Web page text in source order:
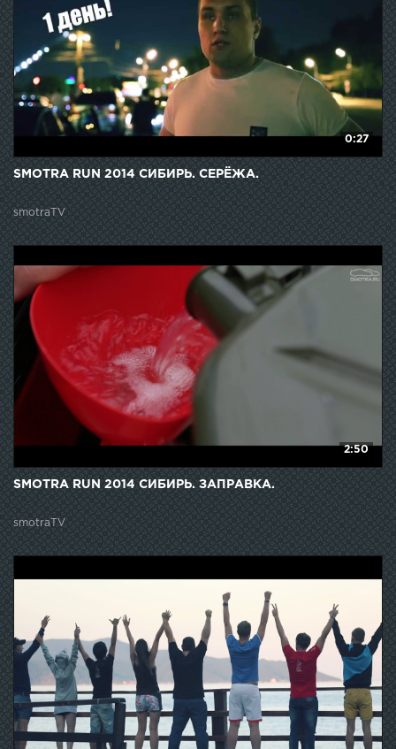
0:27
SMOTRA RUN 2014 СИБИРЬ. СЕРЁЖА.
smotraTV
2:50
SMOTRA RUN 2014 СИБИРЬ. ЗАПРАВКА.
smotraTV